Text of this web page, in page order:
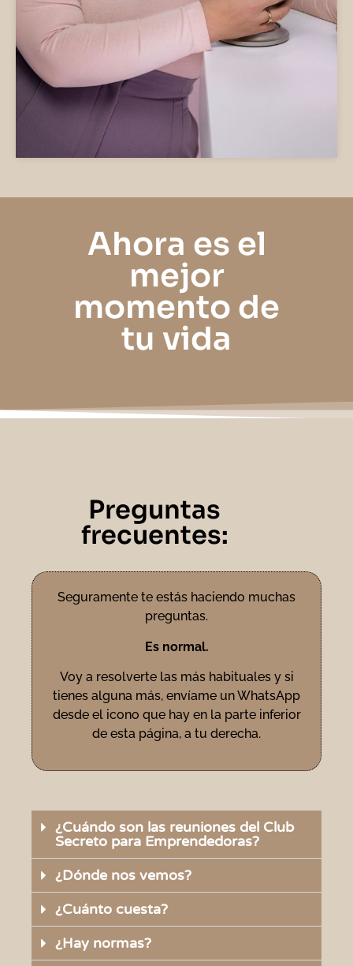
Ahora es el
mejor
momento de
tu vida
Preguntas
frecuentes:
Seguramente te estás haciendo muchas
preguntas.
Es normal.
Voy a resolverte las más habituales y si
tienes alguna más, envíame un WhatsApp
desde el icono que hay en la parte inferior
de esta página, a tu derecha.
¿Cuándo son las reuniones del Club
Secreto para Emprendedoras?
¿Dónde nos vemos?
¿Cuánto cuesta?
¿Hay normas?